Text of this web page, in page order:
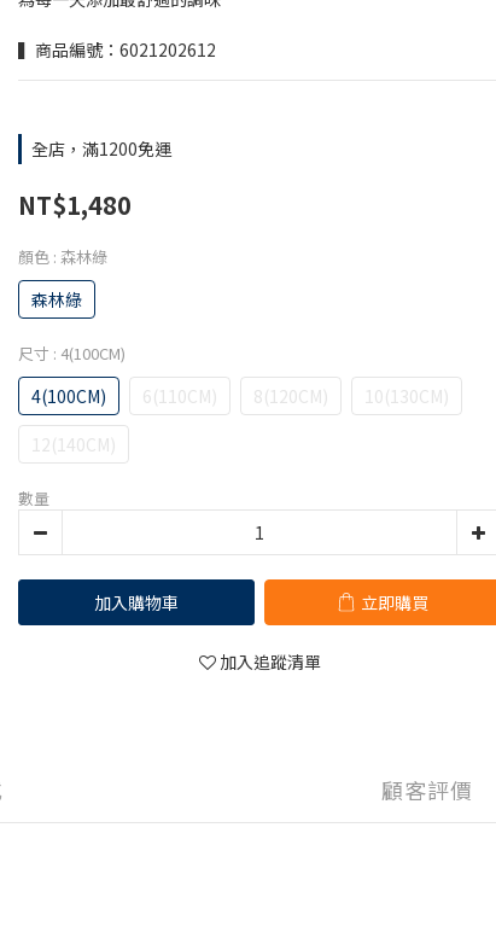
▍商品編號：6021202612
全店，滿1200免運
NT$1,480
顏色 : 森林綠
森林綠
尺寸 : 4(100CM)
4(100CM) 6(110CM) 8(120CM)
10(130CM)
12(140CM)
數量
加入購物車 立即購買
加入追蹤清單
顧客評價